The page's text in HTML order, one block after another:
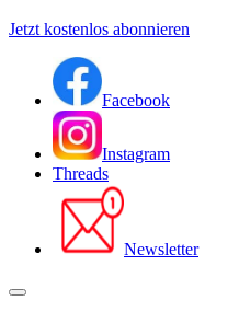
Jetzt kostenlos abonnieren
Facebook
Instagram
Threads
Newsletter